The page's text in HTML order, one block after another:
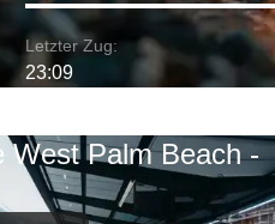
Letzter Zug:
23:09
West Palm Beach -